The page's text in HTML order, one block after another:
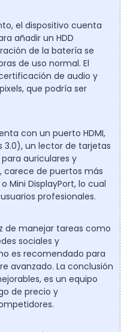
el dispositivo cuenta
añadir un HDD
de la batería se
de uso normal. El
de audio y
que podría ser
con un puerto HDMI,
3.0), un lector de tarjetas
auriculares y
de puertos más
Mini DisplayPort, lo cual
profesionales.
de manejar tareas como
sociales y
es recomendado para
avanzado. La conclusión
es un equipo
de precio y